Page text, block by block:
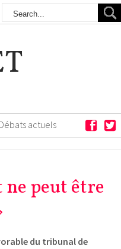
Débats actuels
ne peut être
du tribunal de